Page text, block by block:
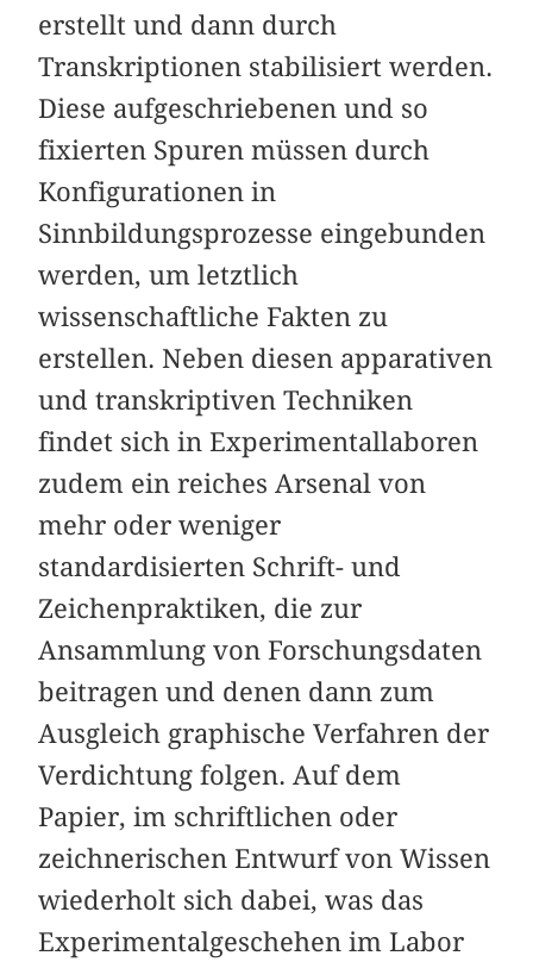
erstellt und dann durch
Transkriptionen stabilisiert werden.
Diese aufgeschriebenen und so
fixierten Spuren müssen durch
Konfigurationen in
Sinnbildungsprozesse eingebunden
werden, um letztlich
wissenschaftliche Fakten zu
erstellen. Neben diesen apparativen
und transkriptiven Techniken
findet sich in Experimentallaboren
zudem ein reiches Arsenal von
mehr oder weniger
standardisierten Schrift- und
Zeichenpraktiken, die zur
Ansammlung von Forschungsdaten
beitragen und denen dann zum
Ausgleich graphische Verfahren der
Verdichtung folgen. Auf dem
Papier, im schriftlichen oder
zeichnerischen Entwurf von Wissen
wiederholt sich dabei, was das
Experimentalgeschehen im Labor